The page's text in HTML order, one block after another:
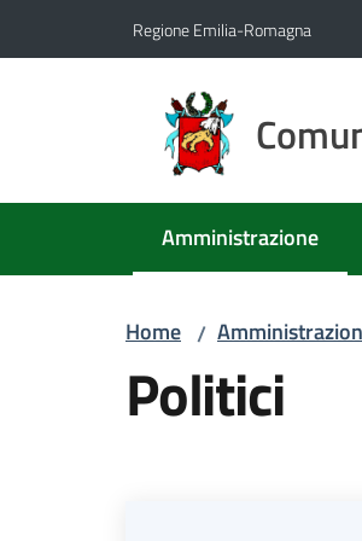
Regione Emilia-Romagna
Amministrazione
Menu selezionato
Home /
Politici